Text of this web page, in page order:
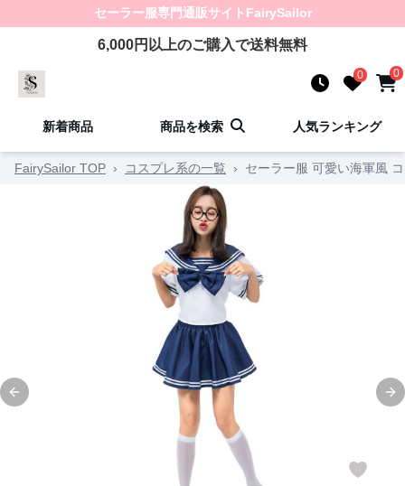
セーラー服専門通販サイト FairySailor
6,000円以上のご購入で送料無料
0 0
新着商品 商品を検索 人気ランキング
FairySailor TOP › コスプレ系の一覧 › セーラー服 可愛い海軍風
Previous slide